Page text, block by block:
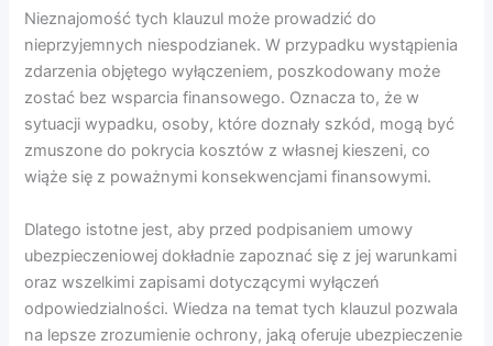
Nieznajomość tych klauzul może prowadzić do
nieprzyjemnych niespodzianek. W przypadku wystąpienia
zdarzenia objętego wyłączeniem, poszkodowany może
zostać bez wsparcia finansowego. Oznacza to, że w
sytuacji wypadku, osoby, które doznały szkód, mogą być
zmuszone do pokrycia kosztów z własnej kieszeni, co
wiąże się z poważnymi konsekwencjami finansowymi.
Dlatego istotne jest, aby przed podpisaniem umowy
ubezpieczeniowej dokładnie zapoznać się z jej warunkami
oraz wszelkimi zapisami dotyczącymi wyłączeń
odpowiedzialności. Wiedza na temat tych klauzul pozwala
na lepsze zrozumienie ochrony, jaką oferuje ubezpieczenie